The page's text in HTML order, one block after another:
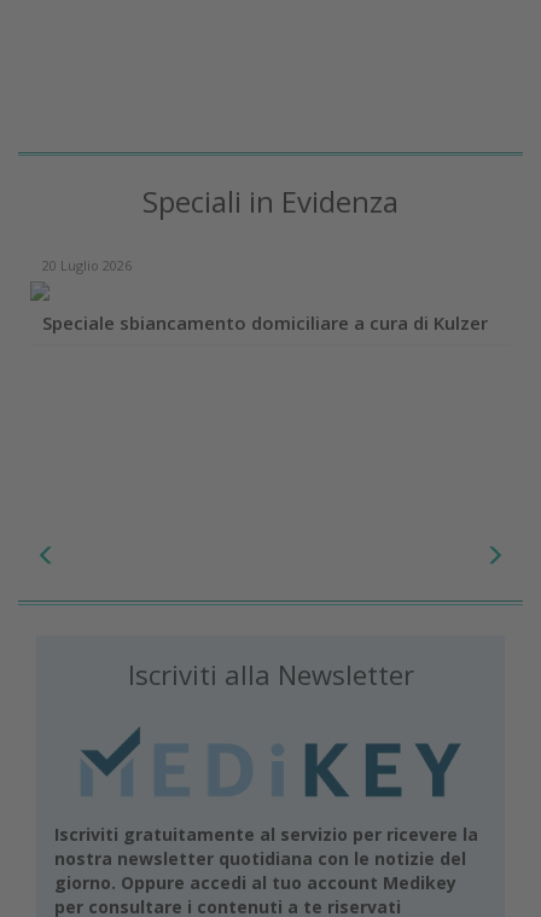
Speciali in Evidenza
20 Luglio 2026
Speciale sbiancamento domiciliare a cura di Kulzer
Iscriviti alla Newsletter
Iscriviti gratuitamente al servizio per ricevere la
nostra newsletter quotidiana con le notizie del
giorno. Oppure accedi al tuo account Medikey
per consultare i contenuti a te riservati